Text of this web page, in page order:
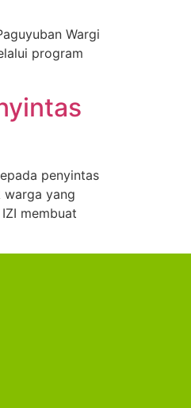
Wargi
program
penyintas
warga yang
membuat